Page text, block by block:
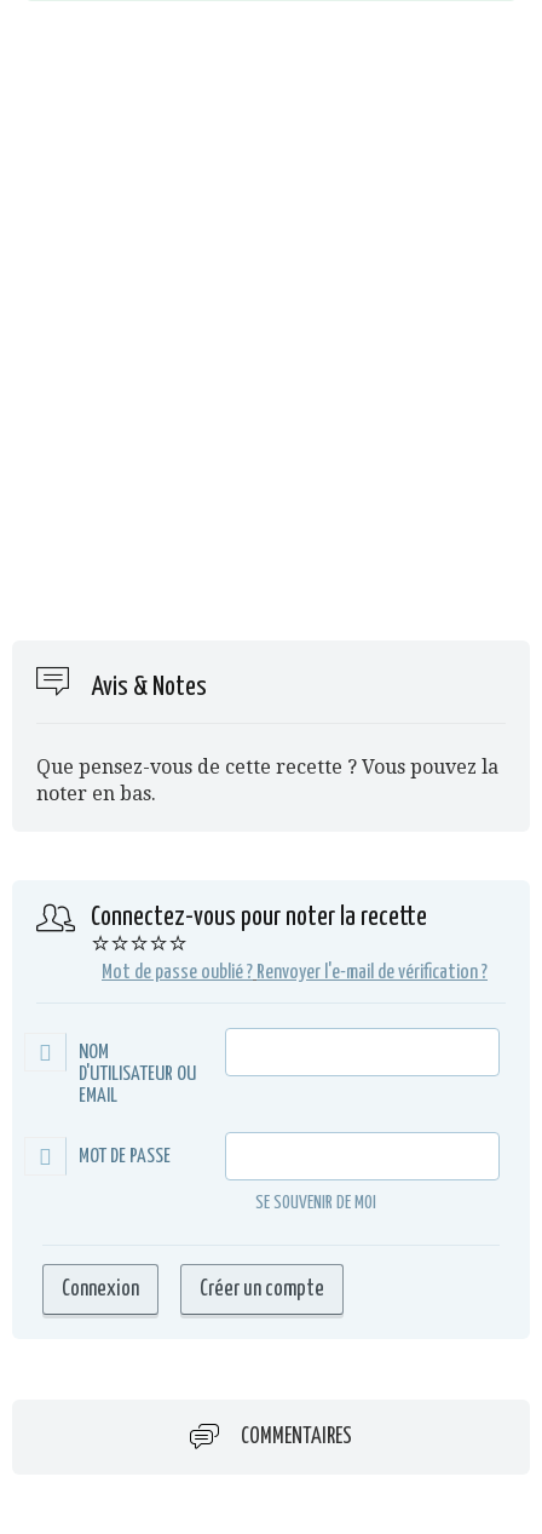
Avis & Notes
Que pensez-vous de cette recette ? Vous pouvez la
noter en bas.
Connectez-vous pour noter la recette
⭐⭐⭐⭐⭐
Mot de passe oublié ? Renvoyer l'e-mail de vérification ?
NOM
D'UTILISATEUR OU
EMAIL
MOT DE PASSE
SE SOUVENIR DE MOI
COMMENTAIRES